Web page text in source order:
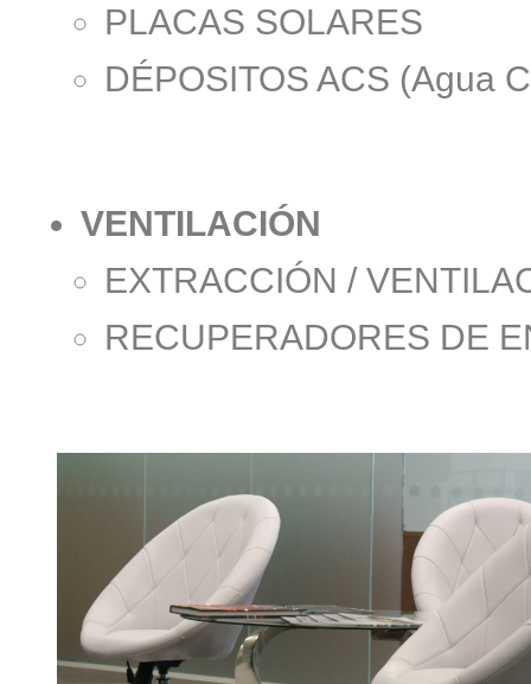
PLACAS SOLARES
DÉPOSITOS ACS (Agua
VENTILACIÓN
EXTRACCIÓN /
RECUPERADORES DE